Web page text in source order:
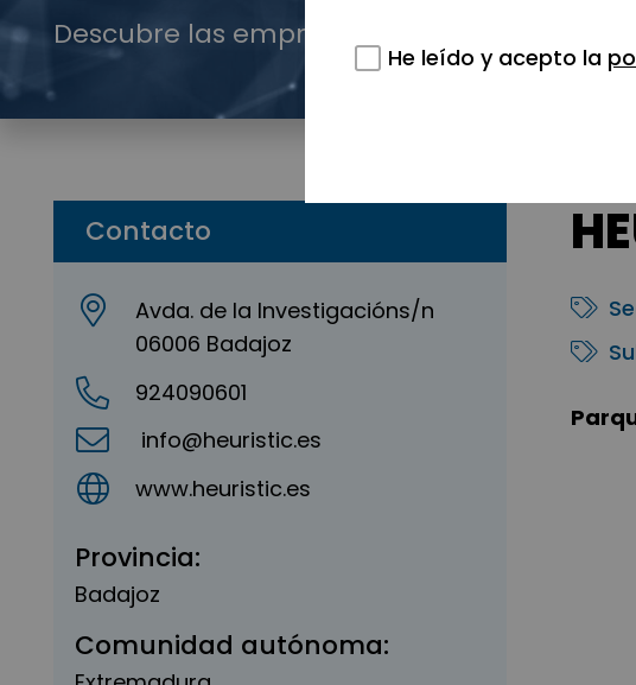
Descubre las empresas que impulsan la
Contacto
Avda. de la Investigacións/n
06006 Badajoz
924090601
info@heuristic.es
www.heuristic.es
Provincia:
Badajoz
Comunidad autónoma:
He leído y acepto la